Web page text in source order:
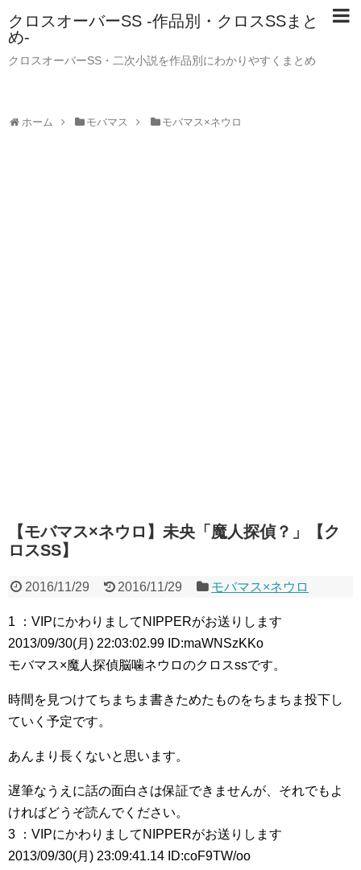
クロスオーバーSS -作品別・クロスSSまと
め-
クロスオーバーSS・二次小説を作品別にわかりやすくまとめ
ホーム モバマス モバマス×ネウロ
【モバマス×ネウロ】未央「魔人探偵？」【ク
ロスSS】
2016/11/29 2016/11/29 モバマス×ネウロ
1 ：VIPにかわりましてNIPPERがお送りします
2013/09/30(月) 22:03:02.99 ID:maWNSzKKo
モバマス×魔人探偵脳噛ネウロのクロスssです。
時間を見つけてちまちま書きためたものをちまちま投下し
ていく予定です。
あんまり長くないと思います。
遅筆なうえに話の面白さは保証できませんが、それでもよ
ければどうぞ読んでください。
3 ：VIPにかわりましてNIPPERがお送りします
2013/09/30(月) 23:09:41.14 ID:coF9TW/oo